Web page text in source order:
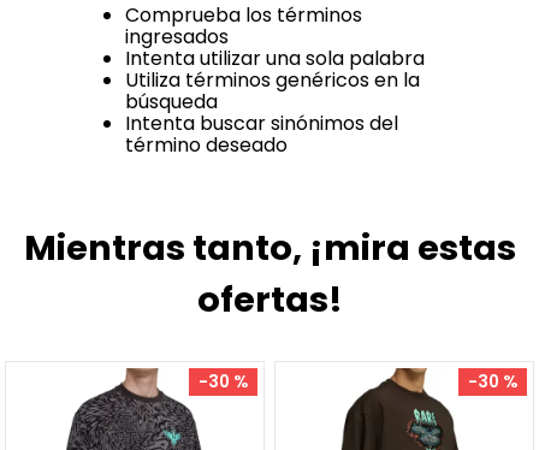
Comprueba los términos
ingresados
Intenta utilizar una sola palabra
Utiliza términos genéricos en la
búsqueda
Intenta buscar sinónimos del
término deseado
Mientras tanto, ¡mira estas
ofertas!
-30 % -30 %